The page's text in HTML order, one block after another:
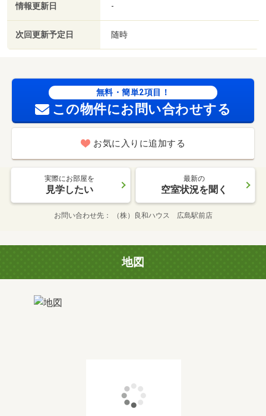
情報更新日 -
次回更新予定日 随時
無料・簡単2項目！
この物件にお問い合わせする
お気に入りに追加する
実際にお部屋を
見学したい
最新の
空室状況を聞く
お問い合わせ先 （株）良和ハウス 広島駅前店
地図